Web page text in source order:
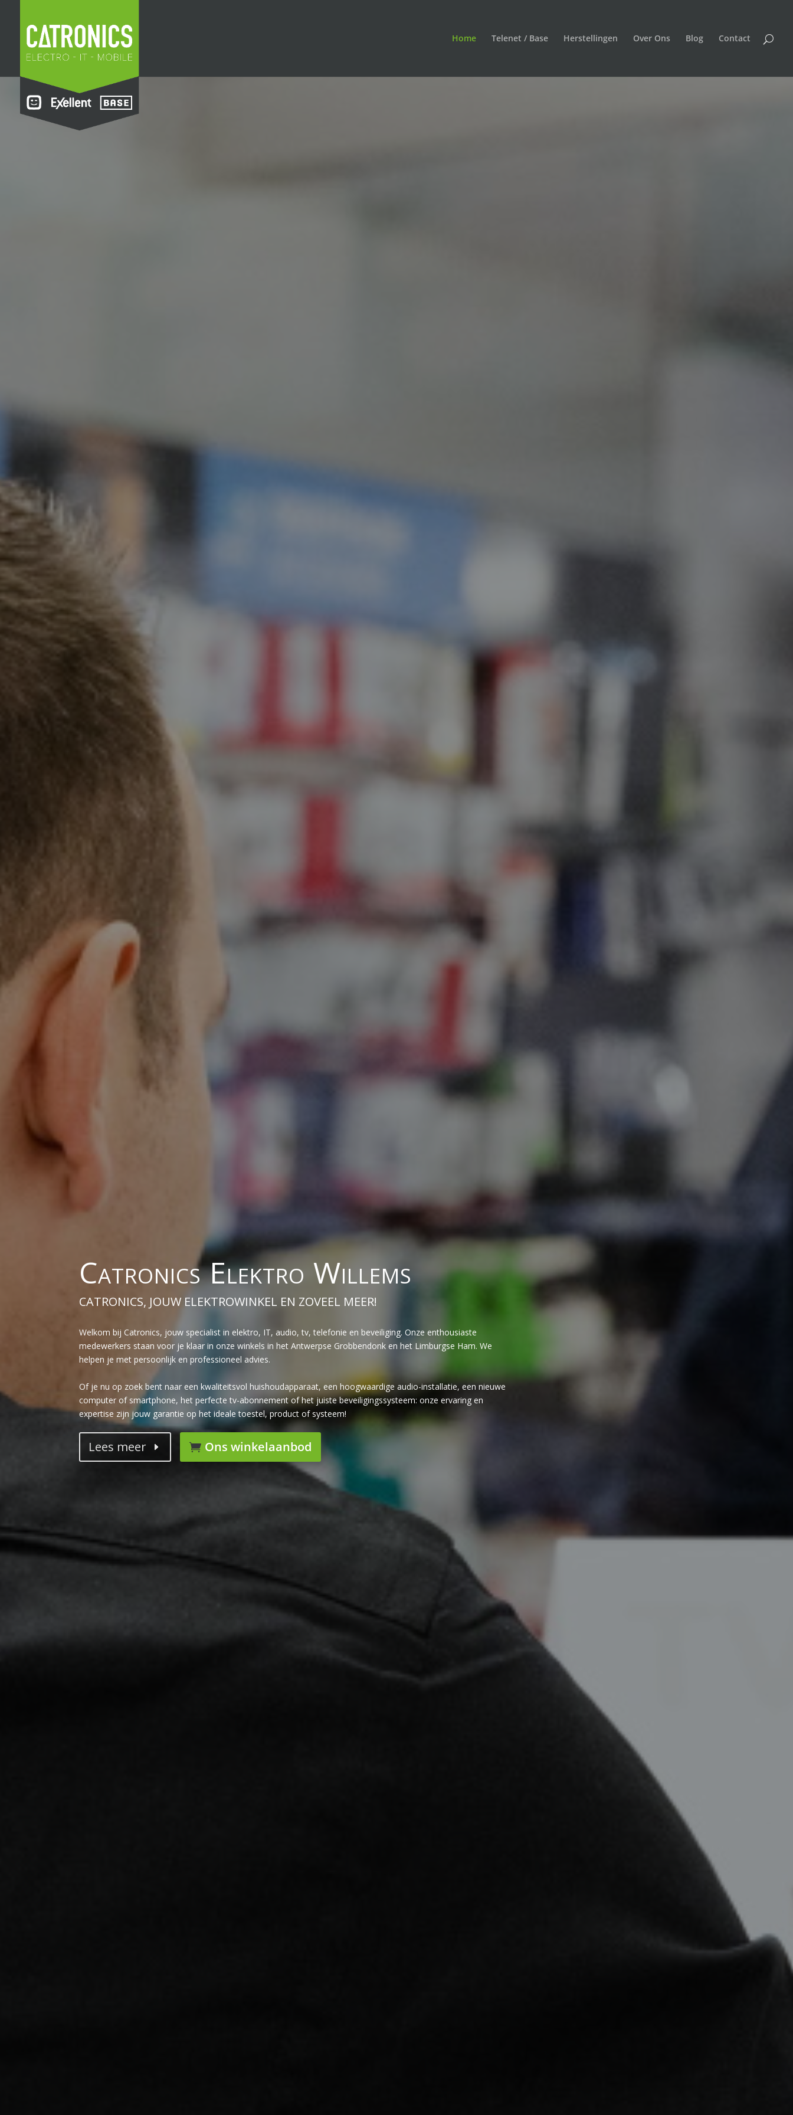
Home Telenet / Base Herstellingen Over Ons Blog Contact
Catronics Elektro Willems
CATRONICS, JOUW ELEKTROWINKEL EN ZOVEEL MEER!
Welkom bij Catronics, jouw specialist in elektro, IT, audio, tv, telefonie en beveiliging. Onze enthousiaste
medewerkers staan voor je klaar in onze winkels in het Antwerpse Grobbendonk en het Limburgse Ham. We
helpen je met persoonlijk en professioneel advies.
Of je nu op zoek bent naar een kwaliteitsvol huishoudapparaat, een hoogwaardige audio-installatie, een nieuwe
computer of smartphone, het perfecte tv-abonnement of het juiste beveiligingssysteem: onze ervaring en
expertise zijn jouw garantie op het ideale toestel, product of systeem!
Lees meer Ons winkelaanbod